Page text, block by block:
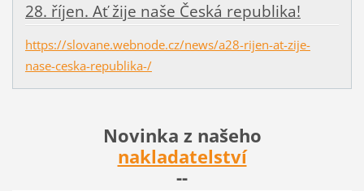
28. říjen. Ať žije naše Česká republika!
https://slovane.webnode.cz/news/a28-rijen-at-zije-
nase-ceska-republika-/
Novinka z našeho
nakladatelství
--